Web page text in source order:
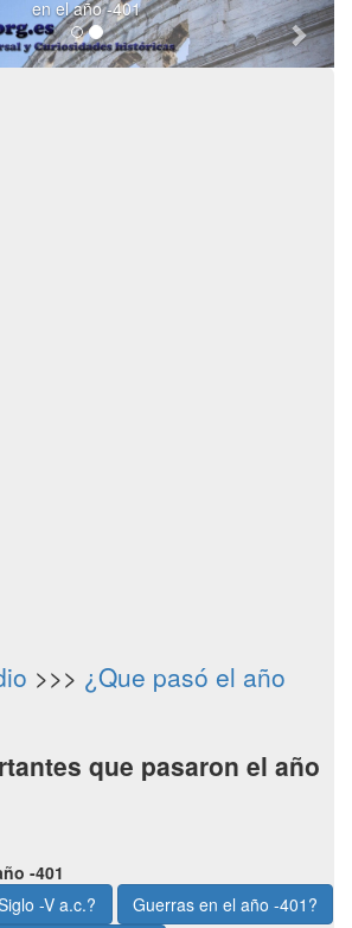
en el año -401
>>> ¿Que pasó el año
que pasaron el año
-401
-V a.c.?
Guerras en el año -401?